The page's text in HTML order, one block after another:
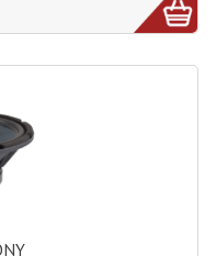
Froides
Confettis
Lourde